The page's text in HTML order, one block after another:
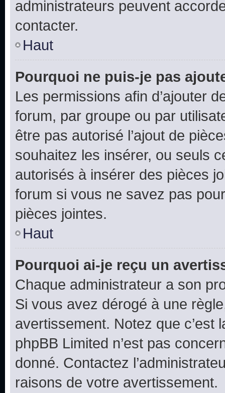
administrateurs peuvent
contacter.
Haut
Pourquoi ne puis-je pas
Les permissions afin d’ajouter
forum, par groupe ou par
être pas autorisé l’ajout de
souhaitez les insérer, ou seuls
autorisés à insérer des pièces
forum si vous ne savez pas
pièces jointes.
Haut
Pourquoi ai-je reçu un
Chaque administrateur a son
Si vous avez dérogé à une
avertissement. Notez que c’est
phpBB Limited n’est pas
donné. Contactez
raisons de votre avertissement.